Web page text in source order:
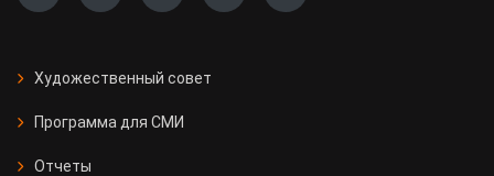
Художественный совет
Программа для СМИ
Отчеты